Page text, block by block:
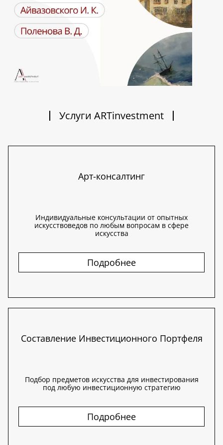
Услуги ARTinvestment
Арт-консалтинг
Индивидуальные консультации от опытных
искусствоведов по любым вопросам в сфере
искусства
Подробнее
Составление Инвестиционного Портфеля
Подбор предметов искусства для инвестирования
под любую инвестиционную стратегию
Подробнее